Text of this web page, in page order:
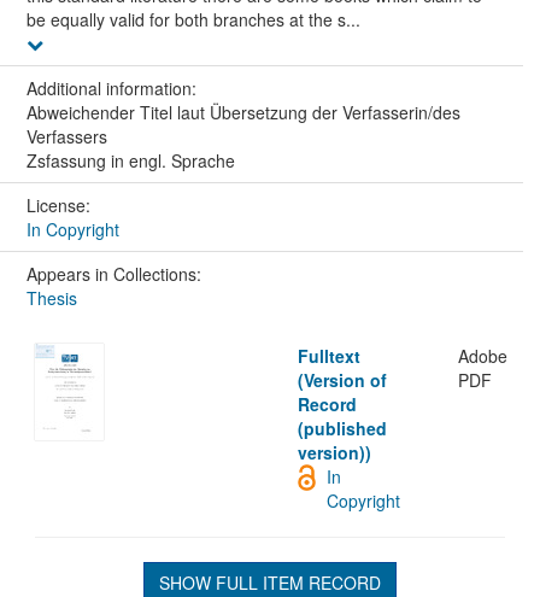
be equally valid for both branches at the s...
Additional information:
Abweichender Titel laut Übersetzung der Verfasserin/des
Verfassers
Zsfassung in engl. Sprache
License:
In Copyright
Appears in Collections:
Thesis
Fulltext
(Version of
Record
(published
version))
Adobe
PDF
In
Copyright
SHOW FULL ITEM RECORD